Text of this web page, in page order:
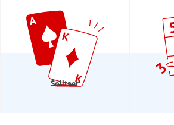
Solitaer